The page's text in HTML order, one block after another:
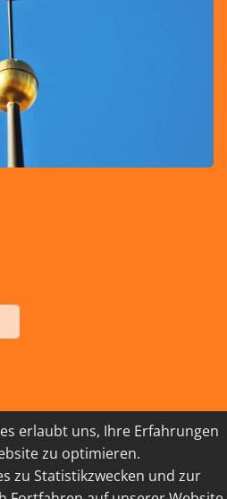
erlaubt uns, Ihre Erfahrungen
zu optimieren.
zu Statistikzwecken und zur
- Diözese Innsbruck
LINKSAMMLUNG